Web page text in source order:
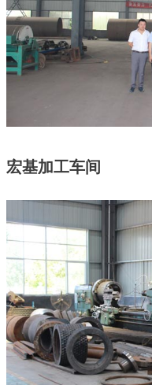
宏基加工车间